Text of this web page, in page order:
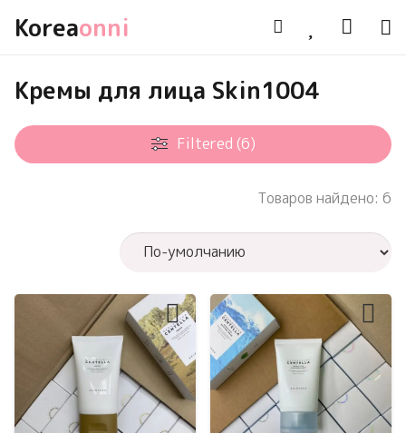
Koreaonni
Кремы для лица Skin1004
Filtered (6)
Товаров найдено: 6